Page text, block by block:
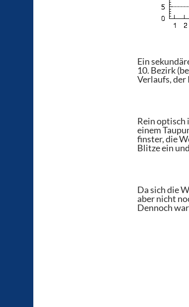
Ein
10. Bezirk
Verlaufs, der
Rein optisch
einem
finster, die
Blitze ein
Da sich die
aber nicht
Dennoch